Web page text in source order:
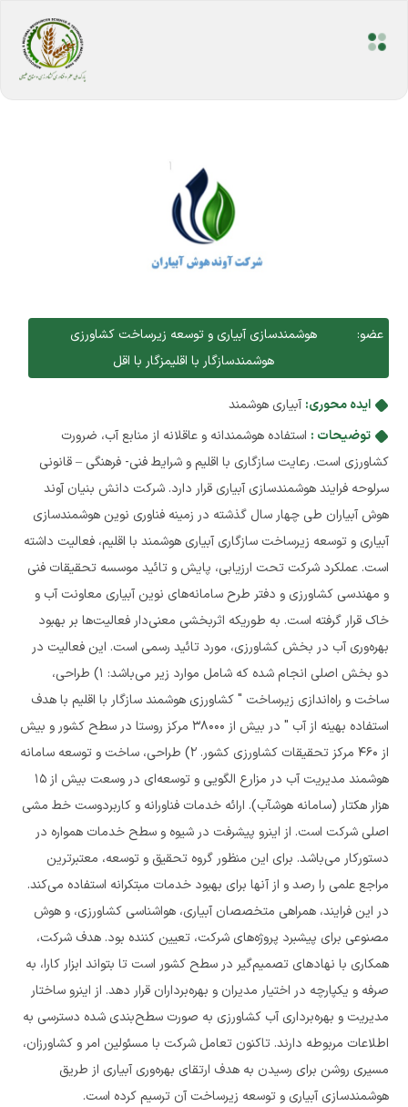
عضو:
هوشمندسازی آبیاری و توسعه زیرساخت کشاورزی
هوشمندسازگار با اقلیمزگار با اقل
ایده محوری: آبیاری هوشمند
توضیحات : استفاده هوشمندانه و عاقلانه از منابع آب، ضرورت
کشاورزی است. رعایت سازگاری با اقلیم و شرایط فنی- فرهنگی – قانونی
سرلوحه فرایند هوشمندسازی آبیاری قرار دارد. شرکت دانش بنیان آوند
هوش آبیاران طی چهار سال گذشته در زمینه فناوری نوین هوشمندسازی
آبیاری و توسعه زیرساخت سازگاری آبیاری هوشمند با اقلیم، فعالیت داشته
است. عملکرد شرکت تحت ارزیابی، پایش و تائید موسسه تحقیقات فنی
و مهندسی کشاورزی و دفتر طرح سامانه‌های نوین آبیاری معاونت آب و
خاک قرار گرفته‌ است. به طوریکه اثربخشی معنی‌دار فعالیت‌ها بر بهبود
بهره‌وری آب در بخش کشاورزی، مورد تائید رسمی است. این فعالیت در
دو بخش اصلی انجام شده که شامل موارد زیر می‌باشد: 1) طراحی،
ساخت و راه‌اندازی زیرساخت " کشاورزی هوشمند سازگار با اقلیم با هدف
استفاده بهینه از آب " در بیش از 38000 مرکز روستا در سطح کشور و بیش
از 460 مرکز تحقیقات کشاورزی کشور. 2) طراحی، ساخت و توسعه سامانه
هوشمند مدیریت آب در مزارع الگویی و توسعه‌ای در وسعت بیش از 15
هزار هکتار (سامانه هوشآب). ارائه خدمات فناورانه و کاربردوست خط مشی
اصلی شرکت است. از اینرو پیشرفت در شیوه و سطح خدمات همواره در
دستورکار می‌باشد. برای این منظور گروه تحقیق و توسعه، معتبرترین
مراجع علمی را رصد و از آنها برای بهبود خدمات مبتکرانه استفاده می‌کند.
در این فرایند، همراهی متخصصان آبیاری، هواشناسی کشاورزی، و هوش
مصنوعی برای پیشبرد پروژه‌های شرکت، تعیین کننده بود. هدف شرکت،
همکاری با نهادهای تصمیم‌گیر در سطح کشور است تا بتواند ابزار کارا، به
صرفه و یکپارچه در اختیار مدیران و بهره‌برداران قرار دهد. از اینرو ساختار
مدیریت و بهره‌برداری آب کشاورزی به صورت سطح‌بندی شده دسترسی به
اطلاعات مربوطه دارند. تاکنون تعامل شرکت با مسئولین امر و کشاورزان،
مسیری روشن برای رسیدن به هدف ارتقای بهره‌وری آبیاری از طریق
هوشمندسازی آبیاری و توسعه زیرساخت آن ترسیم کرده است.